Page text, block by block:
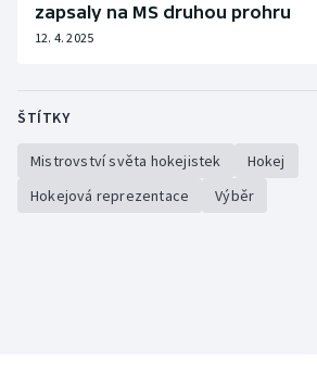
zapsaly na MS druhou prohru
12. 4. 2025
ŠTÍTKY
Mistrovství světa hokejistek
Hokej
Hokejová reprezentace
Výběr